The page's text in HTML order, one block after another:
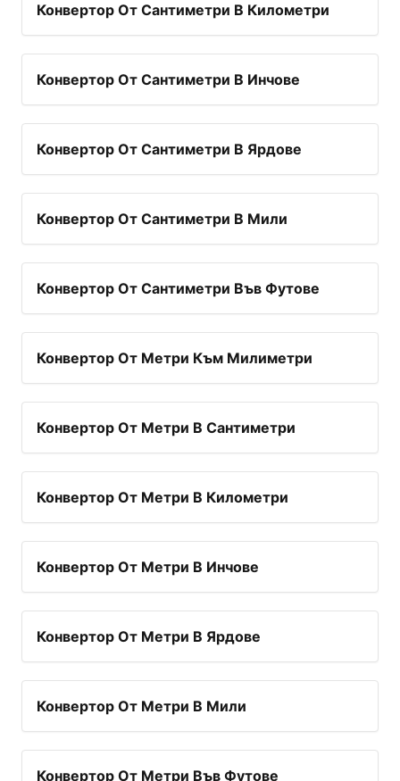
Конвертор От Сантиметри В Километри
Конвертор От Сантиметри В Инчове
Конвертор От Сантиметри В Ярдове
Конвертор От Сантиметри В Мили
Конвертор От Сантиметри Във Футове
Конвертор От Метри Към Милиметри
Конвертор От Метри В Сантиметри
Конвертор От Метри В Километри
Конвертор От Метри В Инчове
Конвертор От Метри В Ярдове
Конвертор От Метри В Мили
Конвертор От Метри Във Футове